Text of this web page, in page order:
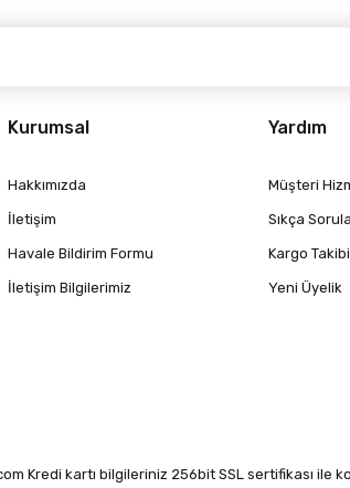
Kurumsal
Hakkımızda
İletişim
Havale Bildirim Formu
İletişim Bilgilerimiz
Yardım
Müşteri
Sıkça
Kargo Takibi
Yeni Üyelik
Kredi kartı bilgileriniz 256bit SSL sertifikası ile